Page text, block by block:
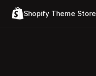
Shopify Theme Store